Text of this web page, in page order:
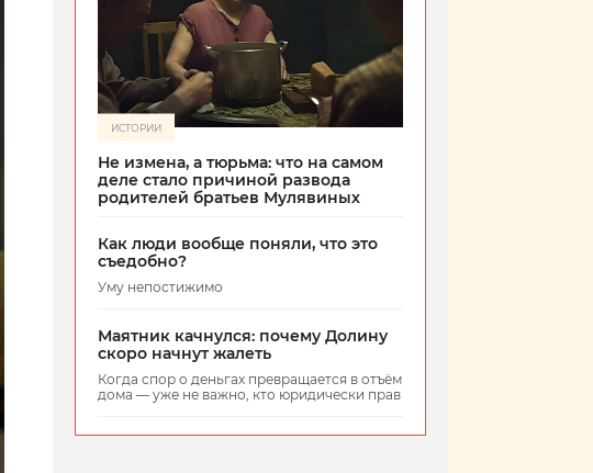
ИСТОРИИ
Не измена, а тюрьма: что на самом
деле стало причиной развода
родителей братьев Мулявиных
Как люди вообще поняли, что это
съедобно?
Уму непостижимо
Маятник качнулся: почему Долину
скоро начнут жалеть
Когда спор о деньгах превращается в отъём
дома — уже не важно, кто юридически прав